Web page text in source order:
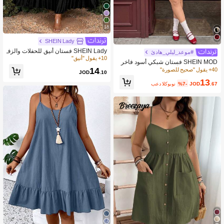
#موعد_ليلي_هادئ
SHEIN MOD فستان شبكي أسود فاخر
مطرز بفيونكة للأحجام الكبيرة، بتصميم ب
40+ يقول "صحيح للصورة"
JOD13.67
%7- بعد الكوبون
18
SHEIN Lady
SHEIN Lady فستان أنيق للحفلات والزف
اف والحفلات الكوكتيل والشاطئ البوهيم
قصة A-line، مناسب للمناسبات الربيعية
10+ يقول "أنيق"
JOD14.10